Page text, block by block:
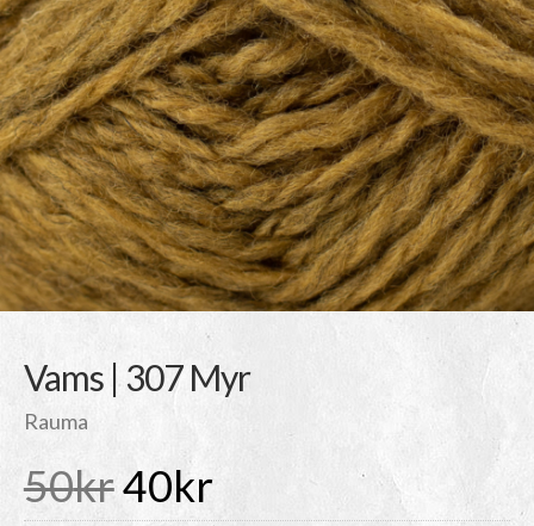
Vams | 307 Myr
Rauma
50krDet
40krDet